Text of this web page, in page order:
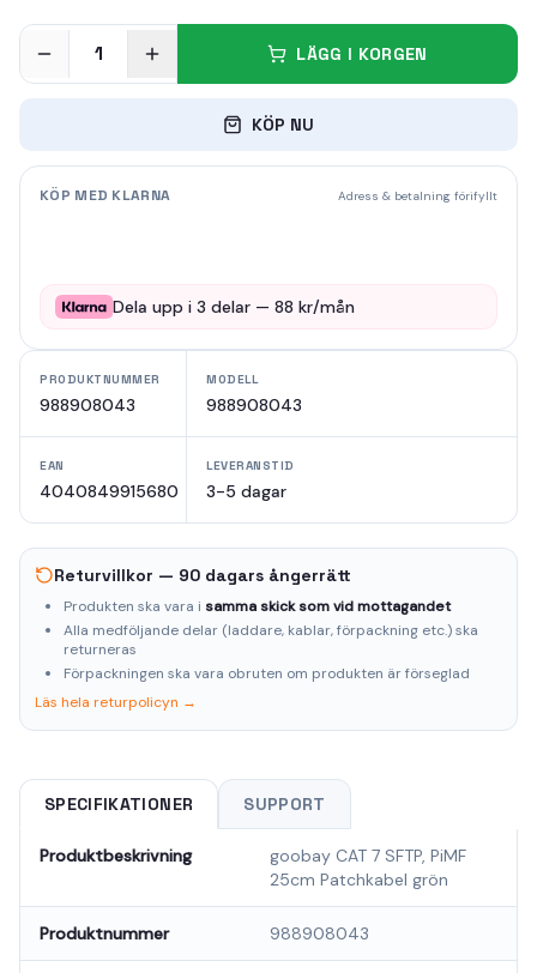
1 LÄGG I KORGEN
KÖP NU
KÖP MED KLARNA Adress & betalning förifyllt
Dela upp i 3 delar — 88 kr/mån
PRODUKTNUMMER
988908043
MODELL
988908043
EAN
4040849915680
LEVERANSTID
3-5 dagar
Returvillkor — 90 dagars ångerrätt
Produkten ska vara i samma skick som vid mottagandet
Alla medföljande delar (laddare, kablar, förpackning etc.) ska
returneras
Förpackningen ska vara obruten om produkten är förseglad
Läs hela returpolicyn →
SPECIFIKATIONER SUPPORT
Produktbeskrivning
goobay CAT 7 SFTP, PiMF
25cm Patchkabel grön
Produktnummer 988908043